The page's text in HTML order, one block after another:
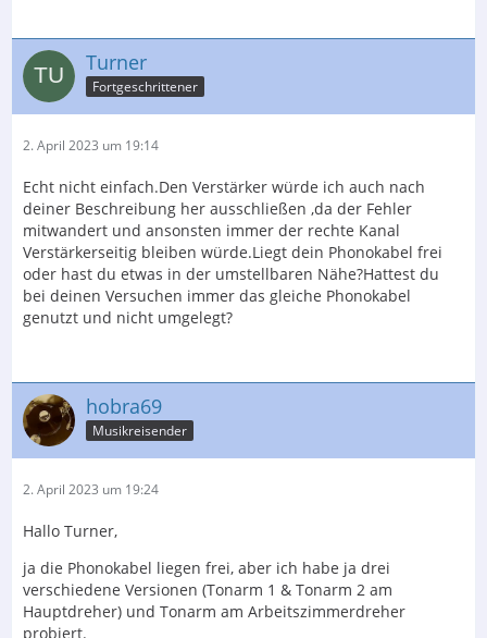
Turner
Fortgeschrittener
2. April 2023 um 19:14
Echt nicht einfach.Den Verstärker würde ich auch nach
deiner Beschreibung her ausschließen ,da der Fehler
mitwandert und ansonsten immer der rechte Kanal
Verstärkerseitig bleiben würde.Liegt dein Phonokabel frei
oder hast du etwas in der umstellbaren Nähe?Hattest du
bei deinen Versuchen immer das gleiche Phonokabel
genutzt und nicht umgelegt?
hobra69
Musikreisender
2. April 2023 um 19:24
Hallo Turner,
ja die Phonokabel liegen frei, aber ich habe ja drei
verschiedene Versionen (Tonarm 1 & Tonarm 2 am
Hauptdreher) und Tonarm am Arbeitszimmerdreher
probiert.